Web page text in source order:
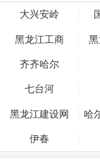
大兴安岭
黑龙江工商
齐齐哈尔
七台河
黑龙江建设网 哈
伊春